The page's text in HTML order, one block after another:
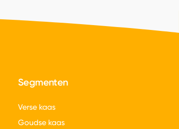
Segmenten
Verse kaas
Goudse kaas